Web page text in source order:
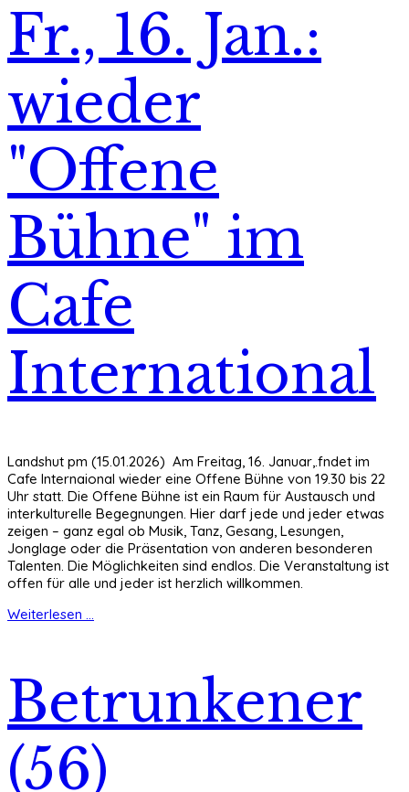
Fr., 16. Jan.:
wieder
"Offene
Bühne" im
Cafe
International
Landshut pm (15.01.2026) Am Freitag, 16. Januar,.fndet im
Cafe Internaional wieder eine Offene Bühne von 19.30 bis 22
Uhr statt. Die Offene Bühne ist ein Raum für Austausch und
interkulturelle Begegnungen. Hier darf jede und jeder etwas
zeigen – ganz egal ob Musik, Tanz, Gesang, Lesungen,
Jonglage oder die Präsentation von anderen besonderen
Talenten. Die Möglichkeiten sind endlos. Die Veranstaltung ist
offen für alle und jeder ist herzlich willkommen.
Weiterlesen ...
Betrunkener
(56)